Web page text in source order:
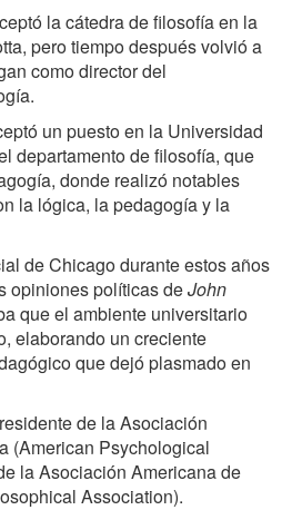
la cátedra de filosofía en la
pero tiempo después volvió a
como director del
un puesto en la Universidad
departamento de filosofía, que
donde realizó notables
la lógica, la pedagogía y la
de Chicago durante estos años
opiniones políticas deJohn
que el ambiente universitario
elaborando un creciente
que dejó plasmado en
de la Asociación
(American Psychological
la Asociación Americana de
Association).